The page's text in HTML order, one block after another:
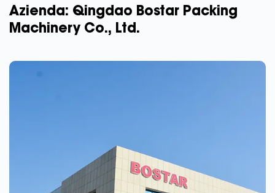
Azienda: Qingdao Bostar Packing
Machinery Co., Ltd.